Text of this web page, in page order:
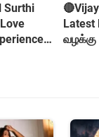
Surthi
Latest
வழக்கு